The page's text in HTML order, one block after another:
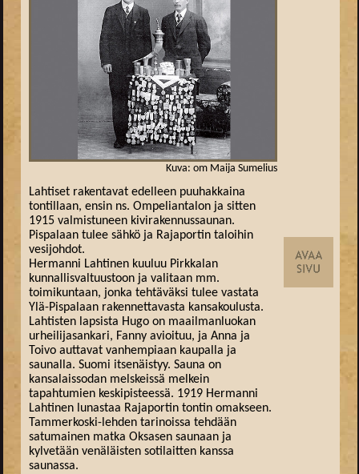
Kuva: om Maija Sumelius
Lahtiset rakentavat edelleen puuhakkaina
tontillaan, ensin ns. Ompeliantalon ja sitten
1915 valmistuneen kivirakennussaunan.
Pispalaan tulee sähkö ja Rajaportin taloihin
vesijohdot.
Hermanni Lahtinen kuuluu Pirkkalan
kunnallisvaltuustoon ja valitaan mm.
toimikuntaan, jonka tehtäväksi tulee vastata
Ylä-Pispalaan rakennettavasta kansakoulusta.
Lahtisten lapsista Hugo on maailmanluokan
urheilijasankari, Fanny avioituu, ja Anna ja
Toivo auttavat vanhempiaan kaupalla ja
saunalla. Suomi itsenäistyy. Sauna on
kansalaissodan melskeissä melkein
tapahtumien keskipisteessä. 1919 Hermanni
Lahtinen lunastaa Rajaportin tontin omakseen.
Tammerkoski-lehden tarinoissa tehdään
satumainen matka Oksasen saunaan ja
kylvetään venäläisten sotilaitten kanssa
saunassa.